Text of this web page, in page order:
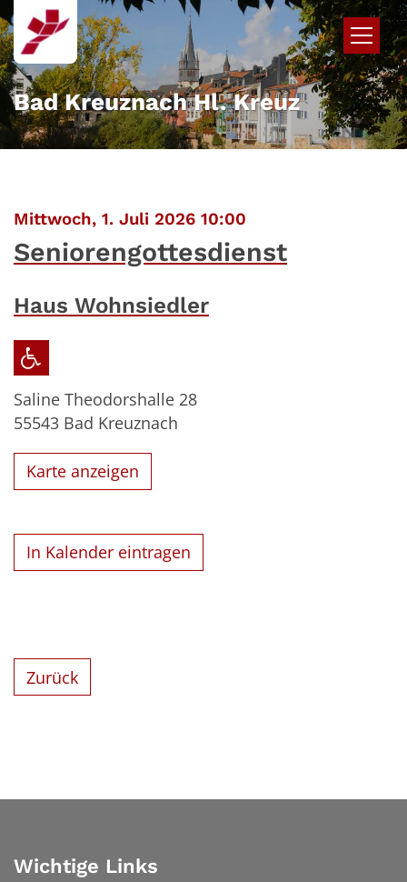
Zum Inhalt springen
Bad Kreuznach Hl. Kreuz
Mittwoch, 1. Juli 2026 10:00
Seniorengottesdienst
Haus Wohnsiedler
Saline Theodorshalle 28
55543 Bad Kreuznach
Karte anzeigen
In Kalender eintragen
Zurück
Wichtige Links